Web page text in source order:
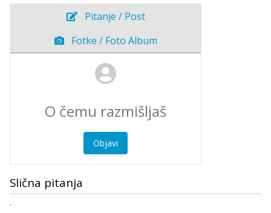
Pitanje / Post
Fotke / Foto Album
Objavi
Slična pitanja
'